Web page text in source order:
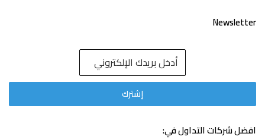
Newsletter
افضل شركات التداول في: